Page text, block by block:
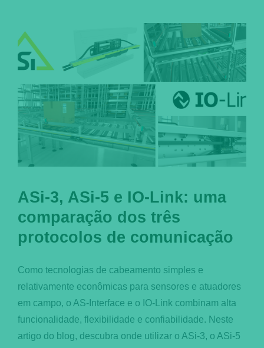
ASi-3, ASi-5 e IO-Link: uma
comparação dos três
protocolos de comunicação
Como tecnologias de cabeamento simples e
relativamente econômicas para sensores e atuadores
em campo, o AS-Interface e o IO-Link combinam alta
funcionalidade, flexibilidade e confiabilidade. Neste
artigo do blog, descubra onde utilizar o ASi-3, o ASi-5